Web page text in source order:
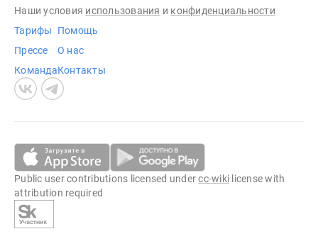
Наши условия использования и конфиденциальности
Тарифы
Прессе
Команда
Помощь
О нас
Контакты
Public user contributions licensed undercc-wiki license with
attribution required